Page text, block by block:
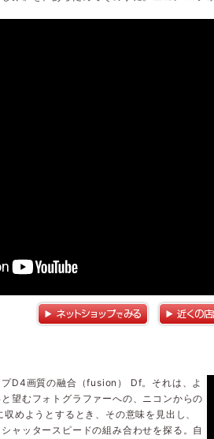
D4画質の融合（fusion） Df。それは、よ
望むフォトグラファーへの、ニコンからの
めようとするとき、その意味を見出し、
ャッタースピードの組み合わせを探る。自